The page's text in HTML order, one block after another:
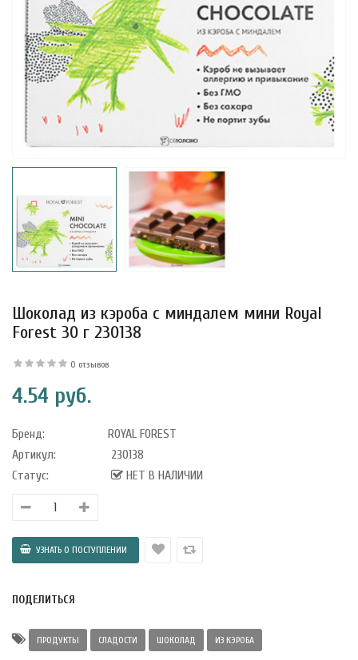
в
Укрепление
Шоколад из кэроба с миндалем мини Royal
Forest 30 г 230138
0 отзывов
4.54 руб.
Бренд:
ROYAL FOREST
Артикул:
230138
Статус:
НЕТ В НАЛИЧИИ
ПОДЕЛИТЬСЯ
ПРОДУКТЫ СЛАДОСТИ ШОКОЛАД ИЗ КЭРОБА